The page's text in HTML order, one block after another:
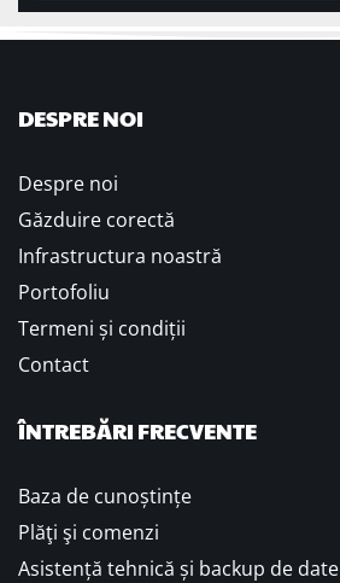
DESPRE NOI
Despre noi
Găzduire corectă
Infrastructura noastră
Portofoliu
Termeni și condiții
Contact
ÎNTREBĂRI FRECVENTE
Baza de cunoștințe
Plăţi şi comenzi
Asistență tehnică și backup de date